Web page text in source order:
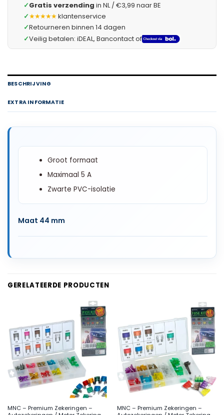
✓Gratis verzending in NL / €3,99 naar BE
✓★★★★★klantenservice
✓Retourneren binnen 14 dagen
✓Veilig betalen: iDEAL, Bancontact of
BESCHRIJVING
EXTRA INFORMATIE
Groot formaat
Maximaal 5 A
Zwarte PVC-isolatie
Maat 44 mm
GERELATEERDE PRODUCTEN
MNC – Premium Zekeringen –
MNC – Premium Zekeringen –